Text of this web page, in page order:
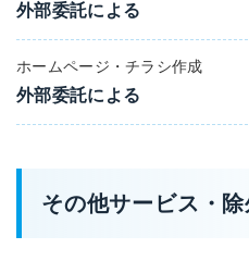
外部委託による
ホームページ・チラシ作成
外部委託による
その他サービス・